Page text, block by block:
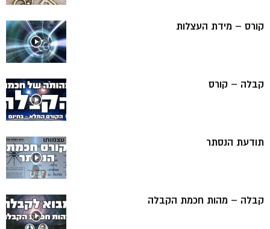
קורס – מידת העצלות
קבלה – קורס
תודעת הנסתר
קבלה – מהות חכמת הקבלה